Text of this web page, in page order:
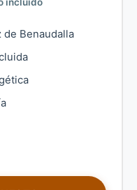
de Benaudalla